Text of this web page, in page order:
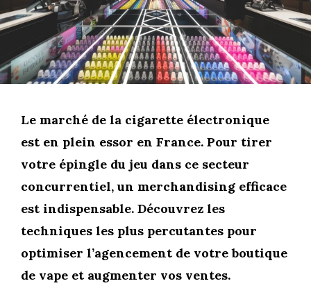
Le marché de la cigarette électronique
est en plein essor en France. Pour tirer
votre épingle du jeu dans ce secteur
concurrentiel, un merchandising efficace
est indispensable. Découvrez les
techniques les plus percutantes pour
optimiser l’agencement de votre boutique
de vape et augmenter vos ventes.